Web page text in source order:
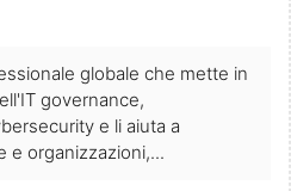
globale che mette in
governance,
e li aiuta a
e organizzazioni,...